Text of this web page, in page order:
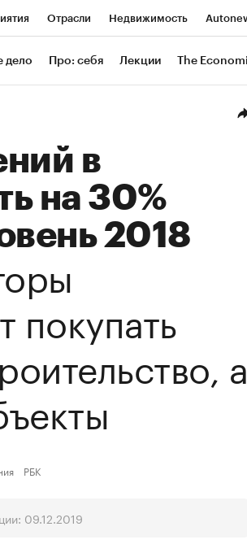
Отрасли Недвижимость
РБК Life Тренды Визионеры
дело Про: себя Лекции The
в
на 30%
2018
покупать
а
РБК
09.12.2019